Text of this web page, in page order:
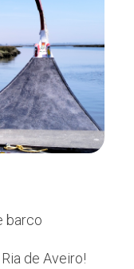
barco
de Aveiro!